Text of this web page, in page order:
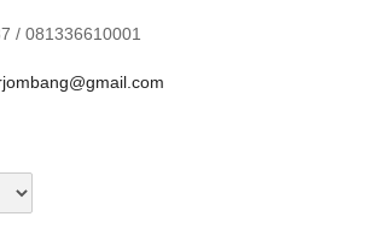
/ 081336610001